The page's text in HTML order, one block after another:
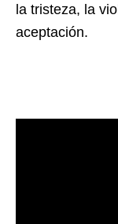
la tristeza, la
aceptación.